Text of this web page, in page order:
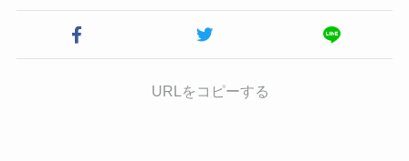
URLをコピーする